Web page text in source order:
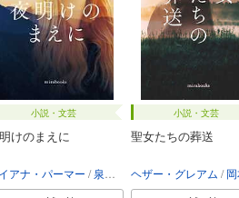
小説・文芸
けのまえに
アナ・パーマー 泉智子
小説・文芸
聖女たちの葬送
ヘザー・グレアム